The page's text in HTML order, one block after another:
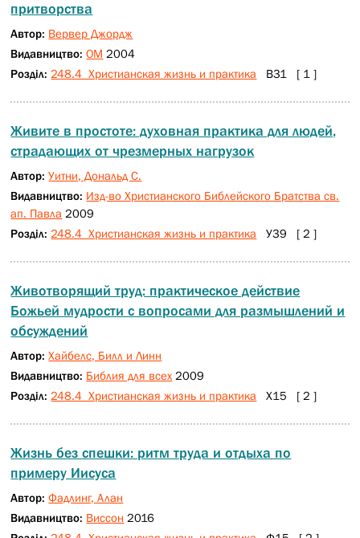
притворства
Автор: Вервер Джордж
Видавництво:ОМ 2004
Розділ: 248.4 Христианская жизнь и практика В31 [ 1 ]
Живите в простоте: духовная практика для людей,
страдающих от чрезмерных нагрузок
Автор:Уитни, Дональд С.
Видавництво: Изд-во Христианского Библейского Братства св.
ап. Павла 2009
Розділ: 248.4 Христианская жизнь и практика У39 [ 2 ]
Животворящий труд: практическое действие
Божьей мудрости с вопросами для размышлений и
обсуждений
Автор:Хайбелс, Билл и Линн
Видавництво: Библия для всех 2009
Розділ: 248.4 Христианская жизнь и практика Х15 [ 2 ]
Жизнь без спешки: ритм труда и отдыха по
примеру Иисуса
Автор:Фадлинг, Алан
Видавництво: Виссон 2016